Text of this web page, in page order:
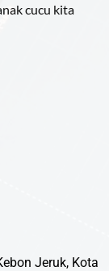
cucu kita
Jeruk, Kota